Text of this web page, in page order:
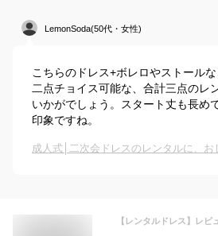
LemonSoda(50代・女性)
こちらのドレス+ボレロやストール
二点チョイス可能な、合計三点のレ
いかがでしょう。スタート丈も長め
印象ですね。